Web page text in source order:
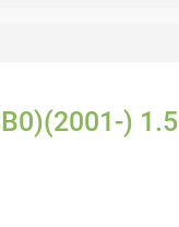
) 1.5